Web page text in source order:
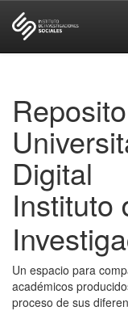
Digital
Instituto
Un espacio para
académicos
proceso de sus